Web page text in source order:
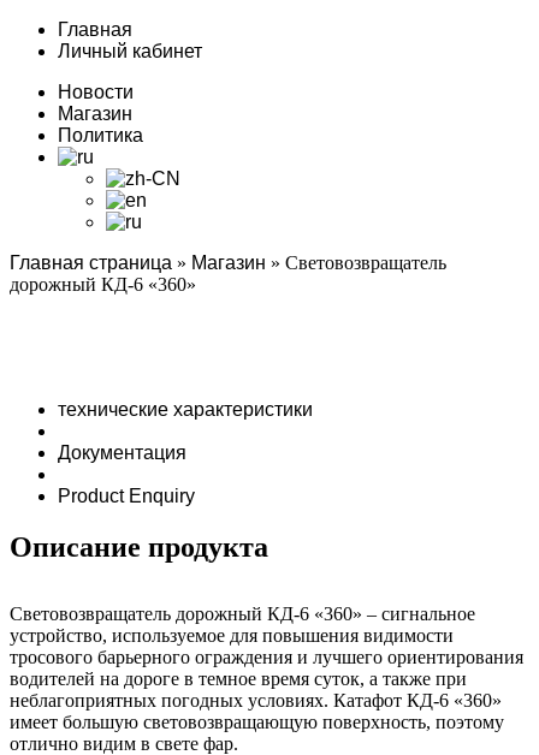
Главная
Личный кабинет
Новости
Магазин
Политика
Главная страница » Магазин » Световозвращатель
дорожный КД-6 «360»
технические характеристики
Документация
Product Enquiry
Описание продукта
Световозвращатель дорожный КД-6 «360» – сигнальное
устройство, используемое для повышения видимости
тросового барьерного ограждения и лучшего ориентирования
водителей на дороге в темное время суток, а также при
неблагоприятных погодных условиях. Катафот КД-6 «360»
имеет большую световозвращающую поверхность, поэтому
отлично видим в свете фар.